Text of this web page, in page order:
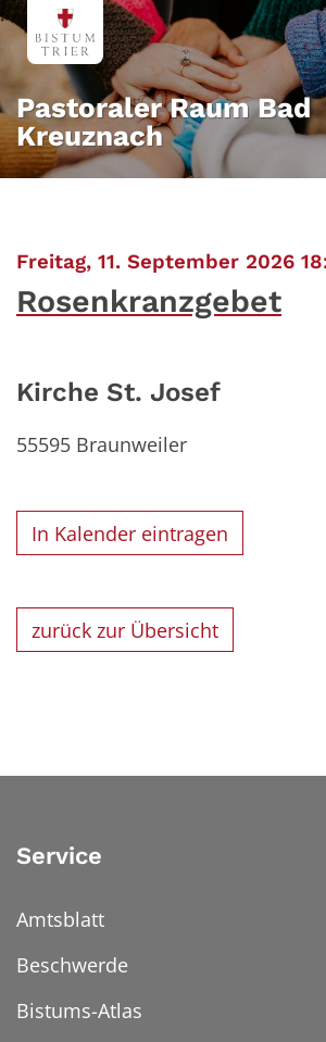
Zum Inhalt springen
Pastoraler Raum Bad
Kreuznach
Freitag, 11. September 2026
Rosenkranzgebet
Kirche St. Josef
55595 Braunweiler
In Kalender eintragen
zurück zur Übersicht
Service
Amtsblatt
Beschwerde
Bistums-Atlas